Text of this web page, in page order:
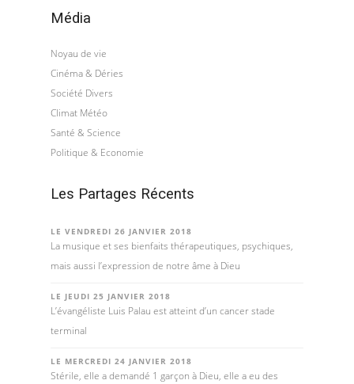
Média
Noyau de vie
Cinéma & Déries
Société Divers
Climat Météo
Santé & Science
Politique & Economie
Les Partages Récents
LE VENDREDI 26 JANVIER 2018
La musique et ses bienfaits thérapeutiques, psychiques,
mais aussi l’expression de notre âme à Dieu
LE JEUDI 25 JANVIER 2018
L’évangéliste Luis Palau est atteint d’un cancer stade
terminal
LE MERCREDI 24 JANVIER 2018
Stérile, elle a demandé 1 garçon à Dieu, elle a eu des